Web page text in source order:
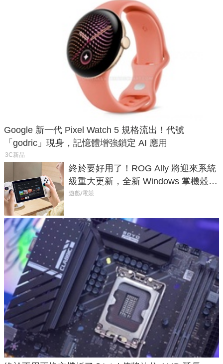
Google 新一代 Pixel Watch 5 規格流出！代號
「godric」現身，記憶體增強鎖定 AI 應用
3C新品
終於要好用了！ROG Ally 將迎來系統
級重大更新，全新 Windows 掌機殼模
式讓操作就像 Xbox 一樣順暢
遊戲/電競